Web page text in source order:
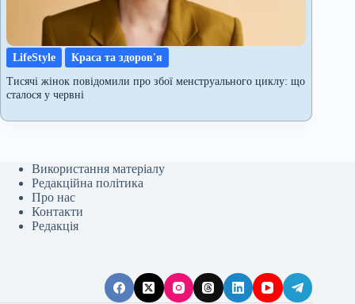
LifeStyle
Краса та здоров'я
Тисячі жінок повідомили про збої менструального циклу: що
сталося у червні
Використання матеріалу
Редакційна політика
Про нас
Контакти
Редакція